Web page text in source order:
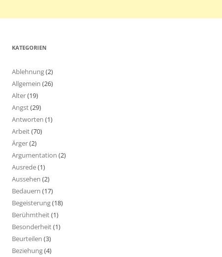
KATEGORIEN
Ablehnung(2)
Allgemein (26)
Alter(19)
Angst(29)
Antworten (1)
Arbeit(70)
Ärger(2)
Argumentation (2)
Ausrede(1)
Aussehen (2)
Bedauern (17)
Begeisterung(18)
Berühmtheit(1)
Besonderheit(1)
Beurteilen (3)
Beziehung(4)